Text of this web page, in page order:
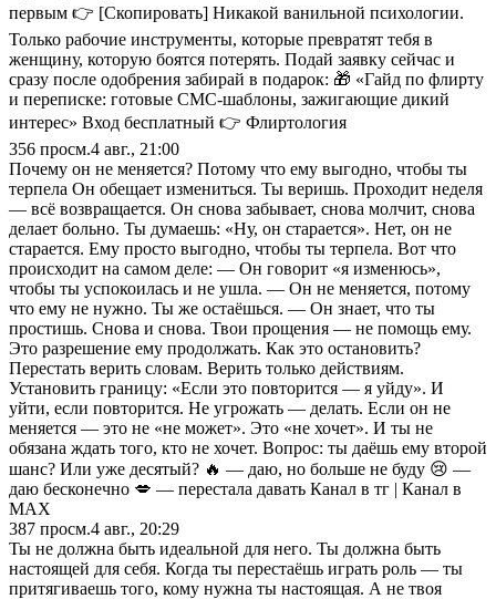
первым 👉 [Скопировать] Никакой ванильной психологии.
Только рабочие инструменты, которые превратят тебя в
женщину, которую боятся потерять. Подай заявку сейчас и
сразу после одобрения забирай в подарок: 🎁 «Гайд по флирту
и переписке: готовые СМС-шаблоны, зажигающие дикий
интерес» Вход бесплатный 👉 Флиртология
356 просм.4 авг., 21:00
Почему он не меняется? Потому что ему выгодно, чтобы ты
терпела Он обещает измениться. Ты веришь. Проходит неделя
— всё возвращается. Он снова забывает, снова молчит, снова
делает больно. Ты думаешь: «Ну, он старается». Нет, он не
старается. Ему просто выгодно, чтобы ты терпела. Вот что
происходит на самом деле: — Он говорит «я изменюсь»,
чтобы ты успокоилась и не ушла. — Он не меняется, потому
что ему не нужно. Ты же остаёшься. — Он знает, что ты
простишь. Снова и снова. Твои прощения — не помощь ему.
Это разрешение ему продолжать. Как это остановить?
Перестать верить словам. Верить только действиям.
Установить границу: «Если это повторится — я уйду». И
уйти, если повторится. Не угрожать — делать. Если он не
меняется — это не «не может». Это «не хочет». И ты не
обязана ждать того, кто не хочет. Вопрос: ты даёшь ему второй
шанс? Или уже десятый? 🔥 — даю, но больше не буду 😢 —
даю бесконечно 💋 — перестала давать Канал в тг | Канал в
МАХ
387 просм.4 авг., 20:29
Ты не должна быть идеальной для него. Ты должна быть
настоящей для себя. Когда ты перестаёшь играть роль — ты
притягиваешь того, кому нужна ты настоящая. А не твоя